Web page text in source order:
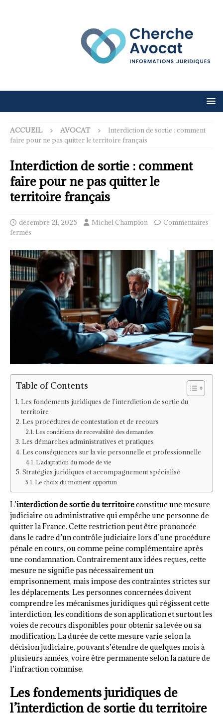
ACCUEIL AVOCAT
Interdiction de sortie : comment
faire pour ne pas quitter le territoire français
Interdiction de sortie : comment
faire pour ne pas quitter le
territoire français
décembre 21, 2025 Michel Champion
Commentaires
fermés
Table of Contents
Les fondements juridiques de l’interdiction de sortie du
territoire
Les procédures de contestation et de recours
Les conditions de recevabilité des demandes
Les démarches administratives et pratiques
Les conséquences sur la vie personnelle et professionnelle
L’adaptation du mode de vie
Stratégies juridiques et accompagnement spécialisé
Le choix du moment opportun
L’interdiction de sortie du territoireconstitue une mesure
judiciaire ou administrative qui empêche une personne de
quitter la France. Cette restriction peut être prononcée
dans le cadre d’un contrôle judiciaire lors d’une procédure
pénale en cours, ou comme peine complémentaire après
une condamnation. Contrairement aux idées reçues, cette
mesure ne signifie pas nécessairement un
emprisonnement, mais impose des contraintes strictes sur
les déplacements. Les personnes concernées doivent
comprendre les mécanismes juridiques qui régissent cette
interdiction, les conditions de son application et surtout les
voies de recours disponibles pour obtenir sa levée ou sa
modification. La durée de cette mesure varie selon la
décision judiciaire, pouvant s’étendre de quelques mois à
plusieurs années, voire être permanente selon la nature de
l’infraction commise.
Les fondements juridiques de
l’interdiction de sortie du territoire